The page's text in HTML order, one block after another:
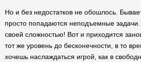
Но и без недостатков не обошлось.
просто попадаются неподъемные
своей сложностью! Вот и приходится
тот же уровень до бесконечности, в то
хочешь наслаждаться игрой, как в